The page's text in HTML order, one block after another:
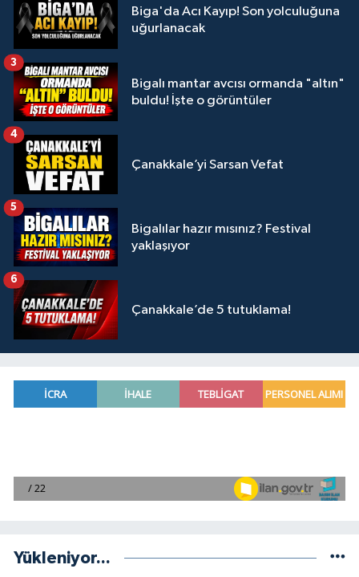
Biga'da Acı Kayıp! Son yolculuğuna
uğurlanacak
Bigalı mantar avcısı ormanda "altın"
buldu! İşte o görüntüler
3
Çanakkale’yi Sarsan Vefat
4
Bigalılar hazır mısınız? Festival
yaklaşıyor
5
Çanakkale’de 5 tutuklama!
6
Yükleniyor...